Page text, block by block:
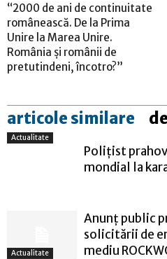
“2000 de ani de continuitate
românească. De la Prima
Unire la Marea Unire.
România și românii de
pretutindeni, încotro?”
articole similare
Actualitate
Polițist
mondial la
Actualitate
Anunț public
solicitării de
mediu